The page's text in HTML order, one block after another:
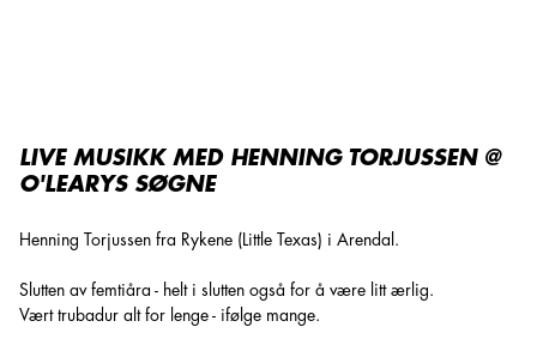
LIVE MUSIKK MED HENNING TORJUSSEN @
O'LEARYS SØGNE
Henning Torjussen fra Rykene (Little Texas) i Arendal.
Slutten av femtiåra - helt i slutten også for å være litt ærlig.
Vært trubadur alt for lenge - ifølge mange.